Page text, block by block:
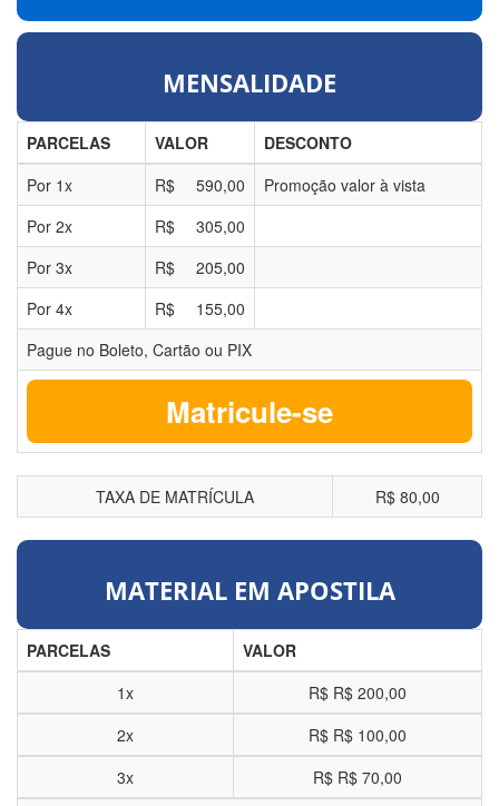
MENSALIDADE
PARCELAS VALOR
DESCONTO
Por 1x R$ 590,00
Promoção valor à vista
Por 2x R$
305,00
Por 3x R$
205,00
Por 4x R$
155,00
Pague no Boleto, Cartão ou PIX
Matricule-se
TAXA DE MATRÍCULA R$ 80,00
MATERIAL EM APOSTILA
PARCELAS
VALOR
1x
R$ R$ 200,00
2x
R$ R$ 100,00
3x
R$ R$ 70,00